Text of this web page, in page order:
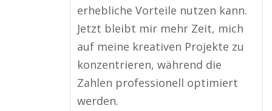
erhebliche Vorteile nutzen kann.
Jetzt bleibt mir mehr Zeit, mich
auf meine kreativen Projekte zu
konzentrieren, während die
Zahlen professionell optimiert
werden.